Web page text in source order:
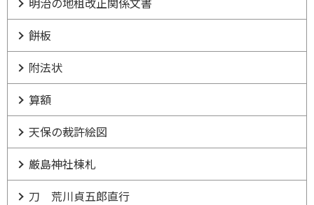
餅板
附法状
算額
天保の裁許絵図
厳島神社棟札
刀 荒川貞五郎直行